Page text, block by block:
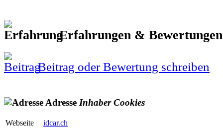
Erfahrungen &
Beitrag oder Bewertung schreiben
Adresse Inhaber Cookies
Webseite
idcar.ch